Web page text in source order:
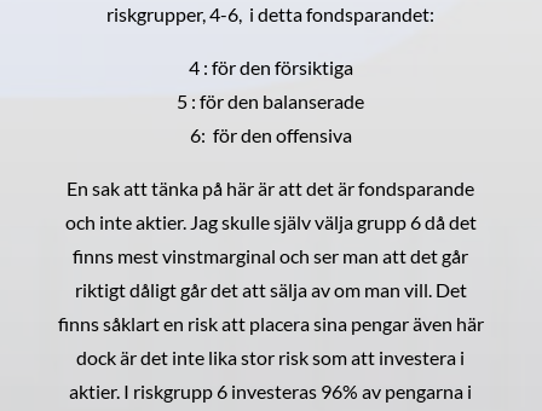
riskgrupper, 4-6, i detta fondsparandet:
4 : för den försiktiga
5 : för den balanserade
6: för den offensiva
En sak att tänka på här är att det är fondsparande
och inte aktier. Jag skulle själv välja grupp 6 då det
finns mest vinstmarginal och ser man att det går
riktigt dåligt går det att sälja av om man vill. Det
finns såklart en risk att placera sina pengar även här
dock är det inte lika stor risk som att investera i
aktier. I riskgrupp 6 investeras 96% av pengarna i